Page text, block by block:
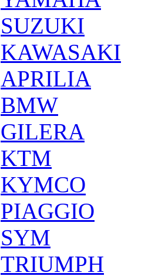
SUZUKI
KAWASAKI
APRILIA
BMW
GILERA
KTM
KYMCO
PIAGGIO
SYM
TRIUMPH